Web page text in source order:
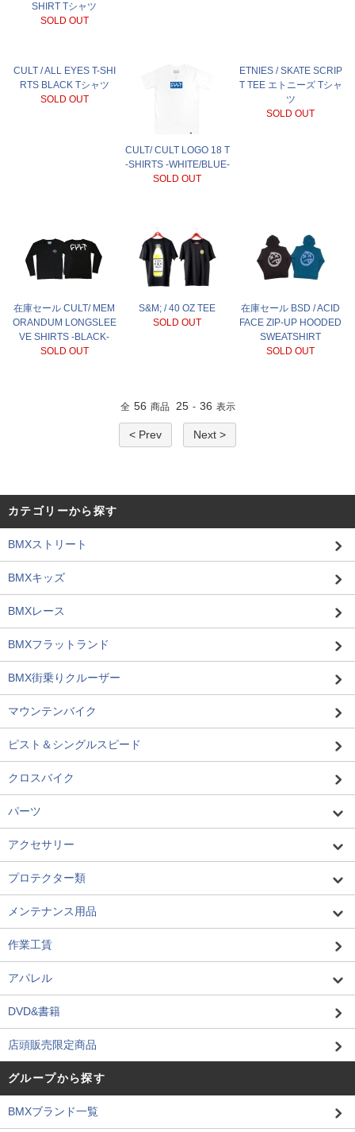
SHIRT Tシャツ
SOLD OUT
CULT / ALL EYES T-SHI
RTS BLACK Tシャツ
SOLD OUT
CULT/ CULT LOGO 18 T
-SHIRTS -WHITE/BLUE-
SOLD OUT
ETNIES / SKATE SCRIP
T TEE エトニーズ Tシャ
ツ
SOLD OUT
在庫セール CULT/ MEM
ORANDUM LONGSLEE
VE SHIRTS -BLACK-
SOLD OUT
S&M; / 40 OZ TEE
SOLD OUT
在庫セール BSD / ACID
FACE ZIP-UP HOODED
SWEATSHIRT
SOLD OUT
全 56 商品 25 - 36 表示
< Prev Next >
カテゴリーから探す
BMXストリート
BMXキッズ
BMXレース
BMXフラットランド
BMX街乗りクルーザー
マウンテンバイク
ピスト＆シングルスピード
クロスバイク
パーツ
アクセサリー
プロテクター類
メンテナンス用品
作業工賃
アパレル
DVD&書籍
店頭販売限定商品
グループから探す
BMXブランド一覧